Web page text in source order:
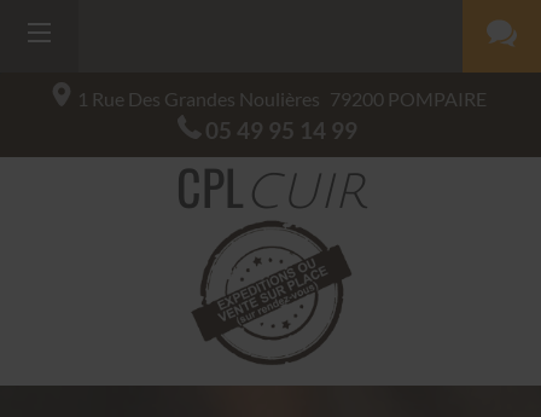
1 Rue Des Grandes Noulières 79200 POMPAIRE
05 49 95 14 99
CPLCUIR